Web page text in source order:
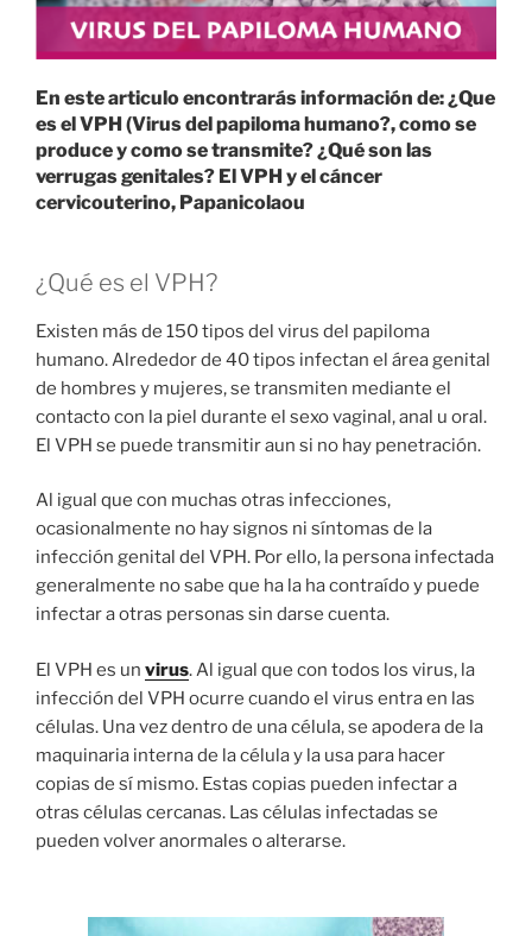
En este articulo encontrarás información de: ¿Que
es el VPH (Virus del papiloma humano?, como se
produce y como se transmite? ¿Qué son las
verrugas genitales? El VPH y el cáncer
cervicouterino, Papanicolaou
¿Qué es el VPH?
Existen más de 150 tipos del virus del papiloma
humano. Alrededor de 40 tipos infectan el área genital
de hombres y mujeres, se transmiten mediante el
contacto con la piel durante el sexo vaginal, anal u oral.
El VPH se puede transmitir aun si no hay penetración.
Al igual que con muchas otras infecciones,
ocasionalmente no hay signos ni síntomas de la
infección genital del VPH. Por ello, la persona infectada
generalmente no sabe que ha la ha contraído y puede
infectar a otras personas sin darse cuenta.
El VPH es un virus. Al igual que con todos los virus, la
infección del VPH ocurre cuando el virus entra en las
células. Una vez dentro de una célula, se apodera de la
maquinaria interna de la célula y la usa para hacer
copias de sí mismo. Estas copias pueden infectar a
otras células cercanas. Las células infectadas se
pueden volver anormales o alterarse.